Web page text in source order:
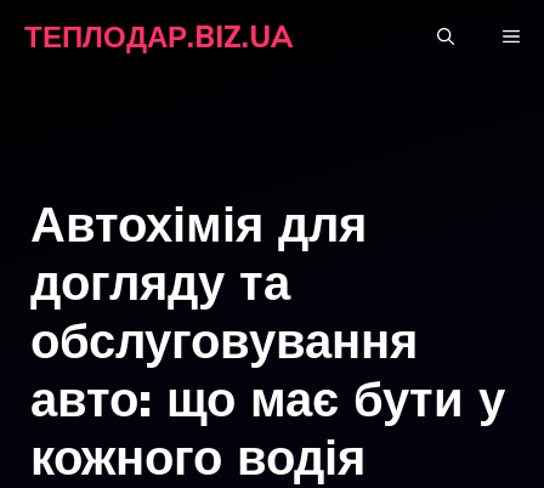
ТЕПЛОДАР.BIZ.UA
Автохімія для
догляду та
обслуговування
авто: що має бути у
кожного водія